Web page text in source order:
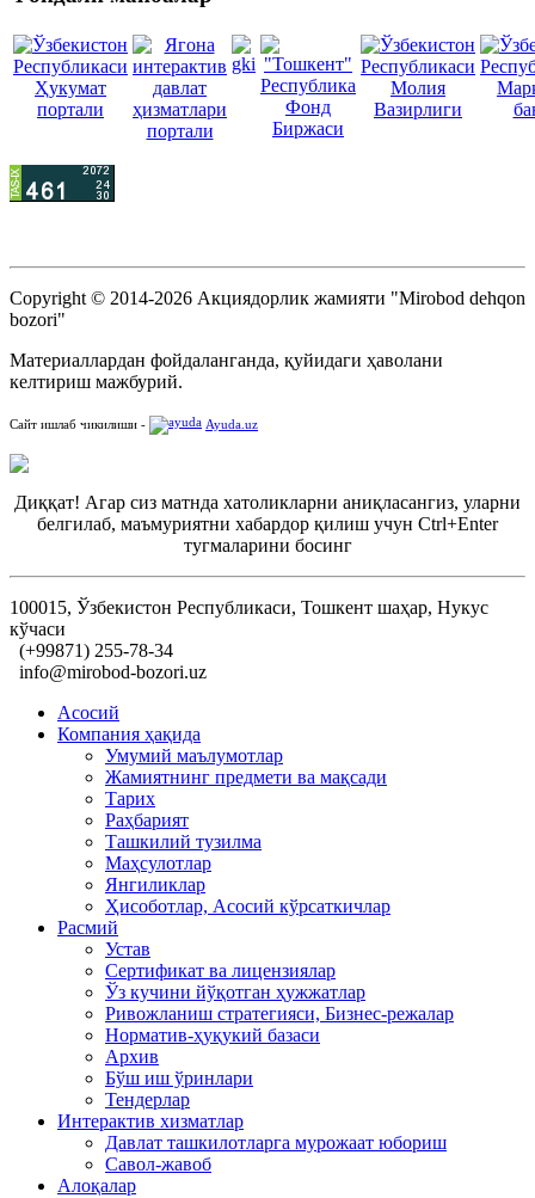
Copyright © 2014-2026 Акциядорлик жамияти "Mirobod dehqon
bozori"
Материаллардан фойдаланганда, қуйидаги ҳаволани
келтириш мажбурий.
Сайт ишлаб чикилиши - Ayuda.uz
Диққат! Агар сиз матнда хатоликларни аниқласангиз, уларни
белгилаб, маъмуриятни хабардор қилиш учун Ctrl+Enter
тугмаларини босинг
100015, Ўзбекистон Республикаси, Тошкент шаҳар, Нукус
кўчаси
(+99871) 255-78-34
info@mirobod-bozori.uz
Асосий
Компания ҳақида
Умумий маълумотлар
Жамиятнинг предмети ва мақсади
Тарих
Раҳбарият
Ташкилий тузилма
Маҳсулотлар
Янгиликлар
Ҳисоботлар, Асосий кўрсаткичлар
Расмий
Устав
Сертификат ва лицензиялар
Ўз кучини йўқотган ҳужжатлар
Ривожланиш стратегияси, Бизнес-режалар
Норматив-ҳуқукий базаси
Архив
Бўш иш ўринлари
Тендерлар
Интерактив хизматлар
Давлат ташкилотларга мурожаат юбориш
Савол-жавоб
Алоқалар